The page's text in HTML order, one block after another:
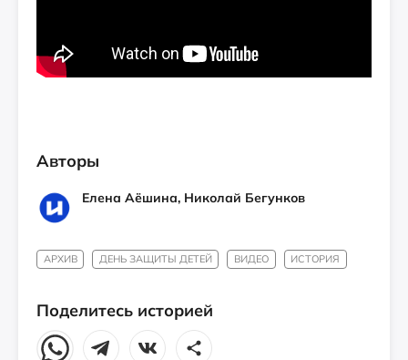
Авторы
Елена Аёшина, Николай Бегунков
АРХИВ ДЕНЬ ЗАЩИТЫ ДЕТЕЙ ВИДЕО ИСТОРИЯ
Поделитесь историей